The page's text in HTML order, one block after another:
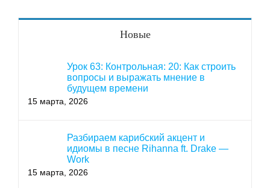
Новые
Урок 63: Контрольная: 20: Как строить
вопросы и выражать мнение в
будущем времени
15 марта, 2026
Разбираем карибский акцент и
идиомы в песне Rihanna ft. Drake —
Work
15 марта, 2026